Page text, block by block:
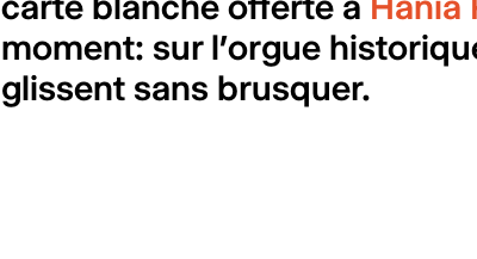
moment: sur l’orgue
glissent sans brusquer.